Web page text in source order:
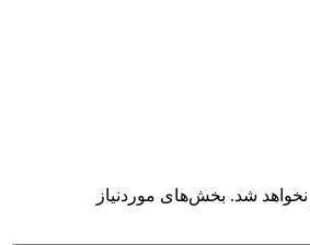
شد. بخش‌های موردنیاز